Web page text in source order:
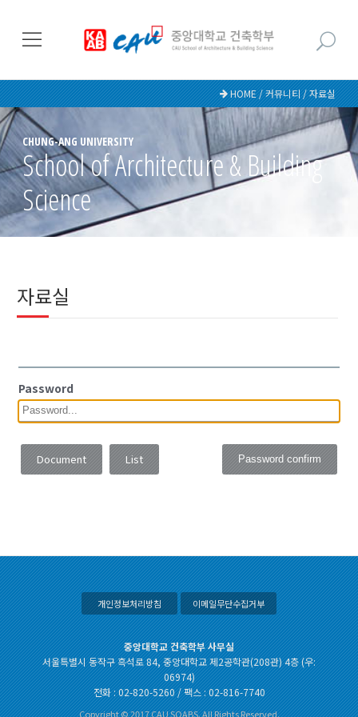
HOME / 커뮤니티 / 자료실
CHUNG-ANG UNIVERSITY
School of Architecture & Building
Science
자료실
Password
Document List Password confirm
개인정보처리방침 이메일무단수집거부
중앙대학교 건축학부 사무실
서울특별시 동작구 흑석로 84, 중앙대학교 제2공학관(208관) 4층 (우:
06974)
전화 : 02-820-5260 / 팩스 : 02-816-7740
Copyright © 2017 CAU SOABS. All Rights Reserved.